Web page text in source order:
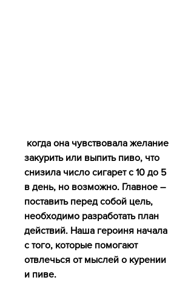
закурить или выпить пиво, что
снизила число сигарет с 10 до 5
в день, но возможно. Главное –
поставить перед собой цель,
необходимо разработать план
действий. Наша героиня начала
с того, которые помогают
отвлечься от мыслей о курении
и пиве.